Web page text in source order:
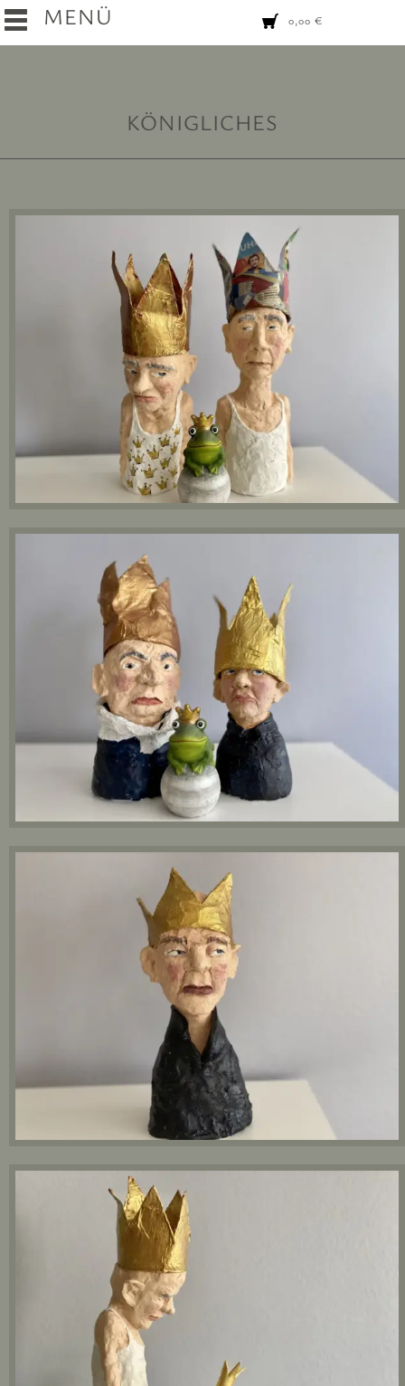
MENÜ 0,00 €
KÖNIGLICHES